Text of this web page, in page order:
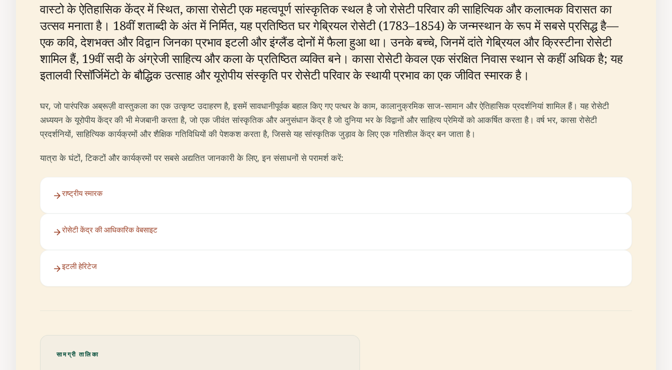
वास्टो के ऐतिहासिक केंद्र में स्थित, कासा रोसेटी एक महत्वपूर्ण सांस्कृतिक स्थल है जो रोसेटी परिवार की साहित्यिक और कलात्मक विरासत का
उत्सव मनाता है। 18वीं शताब्दी के अंत में निर्मित, यह प्रतिष्ठित घर गेब्रियल रोसेटी (1783–1854) के जन्मस्थान के रूप में सबसे प्रसिद्ध है—
एक कवि, देशभक्त और विद्वान जिनका प्रभाव इटली और इंग्लैंड दोनों में फैला हुआ था। उनके बच्चे, जिनमें दांते गेब्रियल और क्रिस्टीना रोसेटी
शामिल हैं, 19वीं सदी के अंग्रेजी साहित्य और कला के प्रतिष्ठित व्यक्ति बने। कासा रोसेटी केवल एक संरक्षित निवास स्थान से कहीं अधिक है; यह
इतालवी रिसॉर्जिमेंटो के बौद्धिक उत्साह और यूरोपीय संस्कृति पर रोसेटी परिवार के स्थायी प्रभाव का एक जीवित स्मारक है।
घर, जो पारंपरिक अब्रूज़ी वास्तुकला का एक उत्कृष्ट उदाहरण है, इसमें सावधानीपूर्वक बहाल किए गए पत्थर के काम, कालानुक्रमिक साज-सामान और ऐतिहासिक प्रदर्शनियां शामिल हैं। यह रोसेटी
अध्ययन के यूरोपीय केंद्र की भी मेजबानी करता है, जो एक जीवंत सांस्कृतिक और अनुसंधान केंद्र है जो दुनिया भर के विद्वानों और साहित्य प्रेमियों को आकर्षित करता है। वर्ष भर, कासा रोसेटी
प्रदर्शनियों, साहित्यिक कार्यक्रमों और शैक्षिक गतिविधियों की पेशकश करता है, जिससे यह सांस्कृतिक जुड़ाव के लिए एक गतिशील केंद्र बन जाता है।
यात्रा के घंटों, टिकटों और कार्यक्रमों पर सबसे अद्यतित जानकारी के लिए, इन संसाधनों से परामर्श करें:
राष्ट्रीय स्मारक
रोसेटी केंद्र की आधिकारिक वेबसाइट
इटली हेरिटेज
सामग्री तालिका